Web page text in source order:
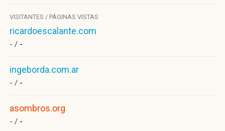
VISITANTES / PÁGINAS VISTAS
ricardoescalante.com
- / -
ingeborda.com.ar
- / -
asombros.org
- / -